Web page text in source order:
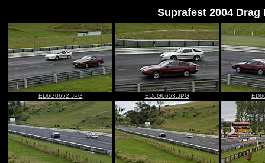
Suprafest 2004 Drag
ED6G0652.JPG ED6G0653.JPG